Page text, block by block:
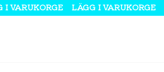
I VARUKORGEN LÄGG I VARUKORGEN